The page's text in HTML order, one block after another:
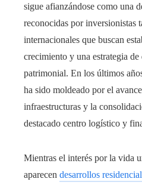
sigue afianzándose como una
reconocidas por inversionistas
internacionales que buscan
crecimiento y una estrategia
patrimonial. En los últimos
ha sido moldeado por el
infraestructuras y la
destacado centro logístico y
Mientras el interés por la vida
aparecen desarrollos